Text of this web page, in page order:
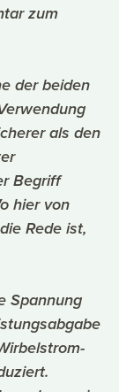
zum
der beiden
als den
Begriff
hier von
Rede ist,
Spannung